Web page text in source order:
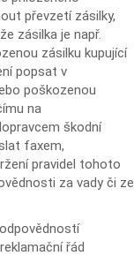
převzetí zásilky,
zásilka je např.
zásilku kupující
popsat v
poškozenou
na
škodní
faxem,
pravidel tohoto
za vady či ze
řád